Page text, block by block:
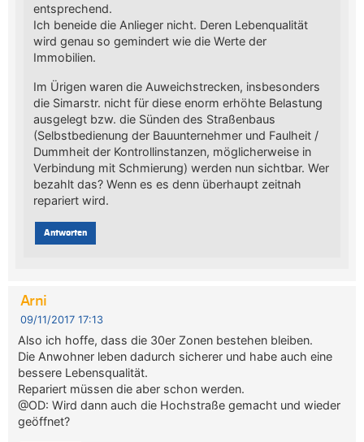
entsprechend.
Ich beneide die Anlieger nicht. Deren Lebenqualität
wird genau so gemindert wie die Werte der
Immobilien.
Im Ürigen waren die Auweichstrecken, insbesonders
die Simarstr. nicht für diese enorm erhöhte Belastung
ausgelegt bzw. die Sünden des Straßenbaus
(Selbstbedienung der Bauunternehmer und Faulheit /
Dummheit der Kontrollinstanzen, möglicherweise in
Verbindung mit Schmierung) werden nun sichtbar. Wer
bezahlt das? Wenn es es denn überhaupt zeitnah
repariert wird.
Antworten
Arni
09/11/2017 17:13
Also ich hoffe, dass die 30er Zonen bestehen bleiben.
Die Anwohner leben dadurch sicherer und habe auch eine
bessere Lebensqualität.
Repariert müssen die aber schon werden.
@OD: Wird dann auch die Hochstraße gemacht und wieder
geöffnet?